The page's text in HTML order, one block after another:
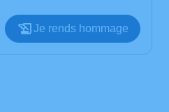
Je rends hommage